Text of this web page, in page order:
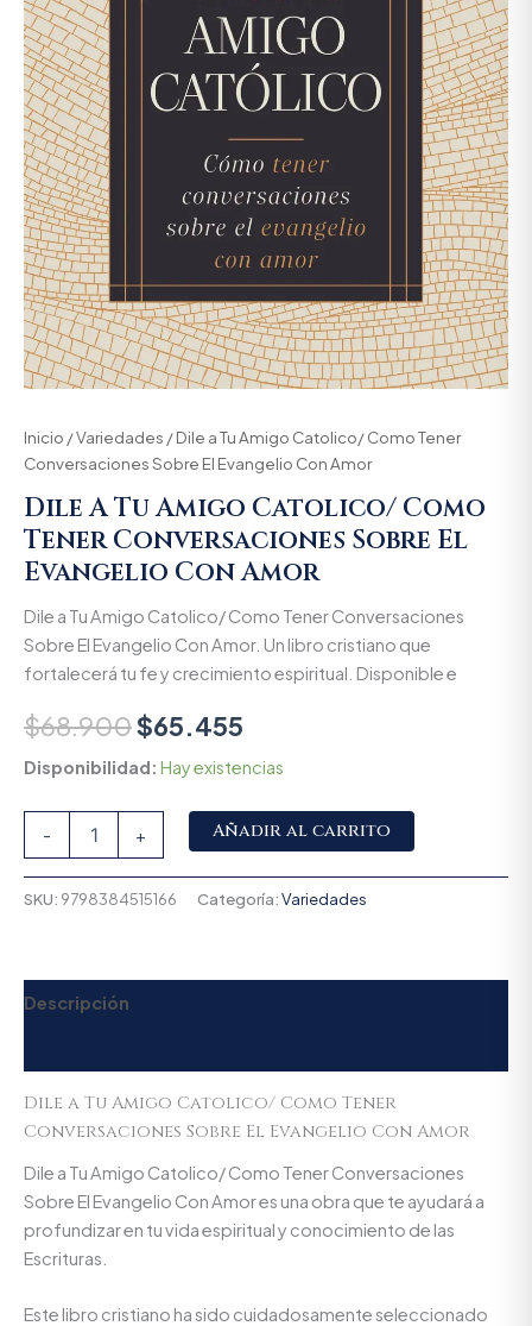
Inicio /Variedades / Dile a Tu Amigo Catolico/ Como Tener
Conversaciones Sobre El Evangelio Con Amor
Dile A Tu Amigo Catolico/ Como
Tener Conversaciones Sobre El
Evangelio Con Amor
Dile a Tu Amigo Catolico/ Como Tener Conversaciones
Sobre El Evangelio Con Amor. Un libro cristiano que
fortalecerá tu fe y crecimiento espiritual. Disponible e
$68.900$65.455
Disponibilidad: Hay existencias
- + Añadir al carrito
SKU: 9798384515166 Categoría:Variedades
Descripción
Dile a Tu Amigo Catolico/ Como Tener
Conversaciones Sobre El Evangelio Con Amor
Dile a Tu Amigo Catolico/ Como Tener Conversaciones
Sobre El Evangelio Con Amor es una obra que te ayudará a
profundizar en tu vida espiritual y conocimiento de las
Escrituras.
Este libro cristiano ha sido cuidadosamente seleccionado